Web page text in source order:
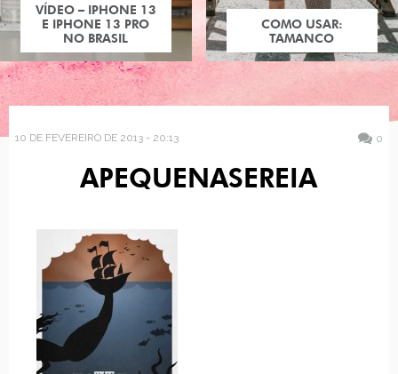
VÍDEO – IPHONE 13
E IPHONE 13 PRO
NO BRASIL
COMO USAR:
TAMANCO
10 DE FEVEREIRO DE 2013 - 20:13 0
APEQUENASEREIA